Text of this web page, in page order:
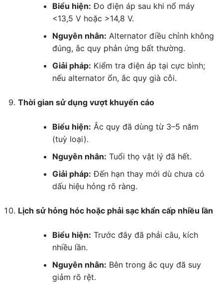
Biểu hiện: Đo điện áp sau khi nổ máy
<13,5 V hoặc >14,8 V.
Nguyên nhân: Alternator điều chỉnh không
đúng, ắc quy phản ứng bất thường.
Giải pháp: Kiểm tra điện áp tại cực bình;
nếu alternator ổn, ắc quy già cỗi.
Thời gian sử dụng vượt khuyến cáo
Biểu hiện: Ắc quy đã dùng từ 3–5 năm
(tuỳ loại).
Nguyên nhân: Tuổi thọ vật lý đã hết.
Giải pháp: Đến hạn thay mới dù chưa có
dấu hiệu hỏng rõ ràng.
Lịch sử hỏng hóc hoặc phải sạc khẩn cấp nhiều lần
Biểu hiện: Trước đây đã phải câu, kích
nhiều lần.
Nguyên nhân: Bên trong ắc quy đã suy
giảm rõ rệt.